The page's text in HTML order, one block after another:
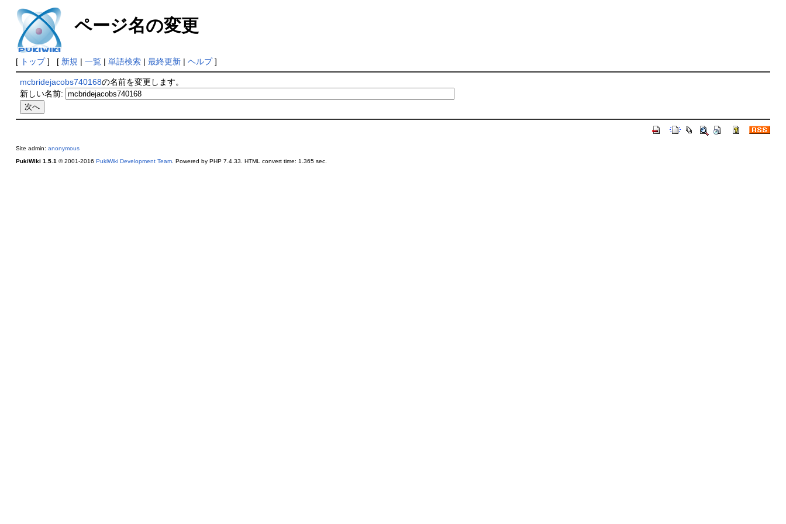
ページ名の変更
[ トップ] [ 新規 | 一覧| 単語検索| 最終更新| ヘルプ]
mcbridejacobs740168の名前を変更します。
新しい名前:
Site admin: anonymous
PukiWiki 1.5.1 © 2001-2016 PukiWiki Development Team. Powered by PHP 7.4.33. HTML convert time: 1.365 sec.